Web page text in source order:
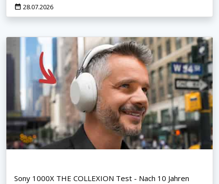
28.07.2026
Sony 1000X THE COLLEXION Test - Nach 10 Jahren